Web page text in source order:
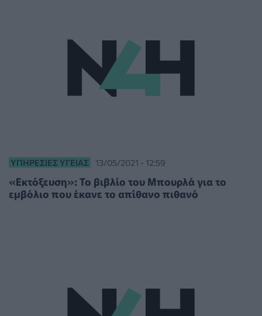
ΥΠΗΡΕΣΊΕΣ ΥΓΕΊΑΣ 13/05/2021 - 12:59
«Εκτόξευση»: Το βιβλίο του Μπουρλά για το
εμβόλιο που έκανε το απίθανο πιθανό